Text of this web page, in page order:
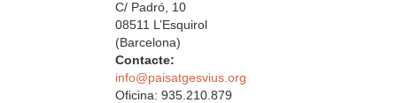
C/ Padró, 10
08511 L’Esquirol
(Barcelona)
Contacte:
info@paisatgesvius.org
Oficina: 935.210.879